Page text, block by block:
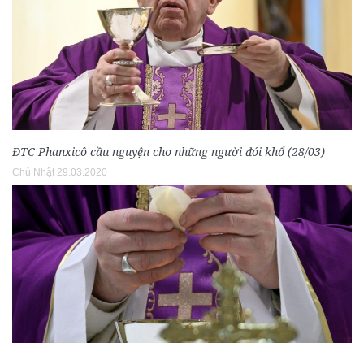
ĐTC Phanxicô cầu nguyện cho những người đói khổ (28/03)
Chủ Nhật 29.03.2020